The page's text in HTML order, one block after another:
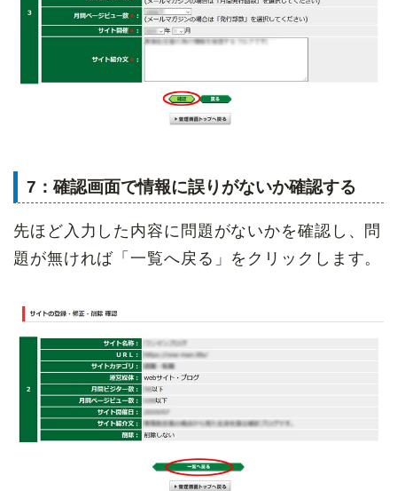
7：確認画面で情報に誤りがないか確認する
先ほど入力した内容に問題がないかを確認し、問
題が無ければ「一覧へ戻る」をクリックします。